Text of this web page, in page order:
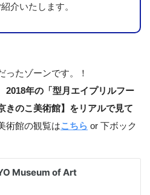
介いたします。
たゾーンです。！
2018年の「型月エイプリルフー
きのこ美術館】をリアルで見て
術館の観覧はこちら or 下ボック